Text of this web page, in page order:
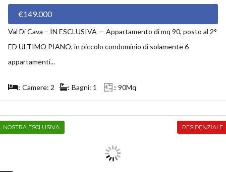
€149.000
Val Di Cava – IN ESCLUSIVA — Appartamento di mq 90, posto al 2°
ED ULTIMO PIANO, in piccolo condominio di solamente 6
appartamenti...
Camere: 2 Bagni: 1 90Mq
NOSTRA ESCLUSIVA RESIDENZIALE